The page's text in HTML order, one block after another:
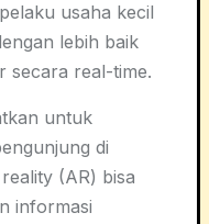
usaha kecil
lebih baik
secara real-time.
untuk
di
(AR) bisa
informasi